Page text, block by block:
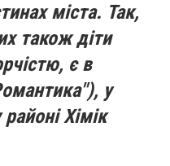
міста. Так,
також діти
є в
у
Хімік